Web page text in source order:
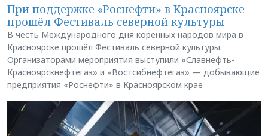
При поддержке «Роснефти» в Красноярске
прошёл Фестиваль северной культуры
В честь Международного дня коренных народов мира в
Красноярске прошёл Фестиваль северной культуры.
Организаторами мероприятия выступили «Славнефть-
Красноярскнефтегаз» и «Востсибнефтегаз» — добывающие
предприятия «Роснефти» в Красноярском крае